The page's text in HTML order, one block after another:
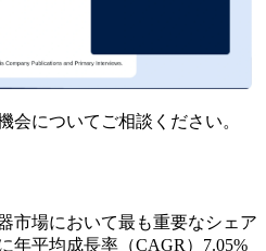
会についてご相談ください。
市場において最も重要なシェア
年平均成長率（CAGR）7.05%